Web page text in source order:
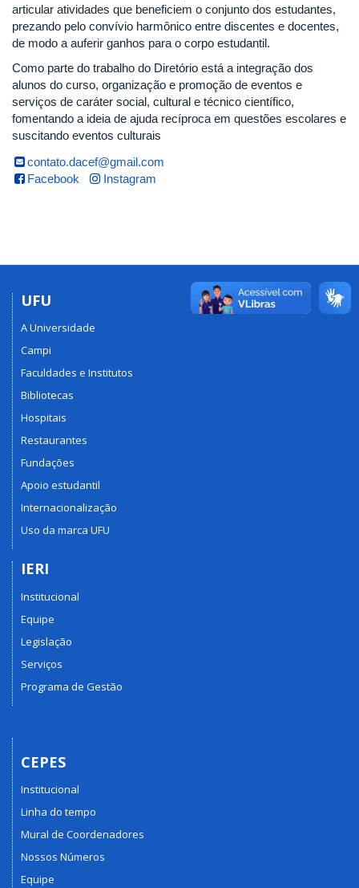
articular atividades que beneficiem o conjunto dos estudantes,
prezando pelo convívio harmônico entre discentes e docentes,
de modo a auferir ganhos para o corpo estudantil.
Como parte do trabalho do Diretório está a integração dos
alunos do curso, organização e promoção de eventos e
serviços de caráter social, cultural e técnico científico,
fomentando a ideia de ajuda recíproca em questões escolares e
suscitando eventos culturais
contato.dacef@gmail.com
Facebook
Instagram
UFU
A Universidade
Campi
Faculdades e Institutos
Bibliotecas
Hospitais
Restaurantes
Fundações
Apoio estudantil
Internacionalização
Uso da marca UFU
IERI
Institucional
Equipe
Legislação
Serviços
Programa de Gestão
CEPES
Institucional
Linha do tempo
Mural de Coordenadores
Nossos Números
Equipe